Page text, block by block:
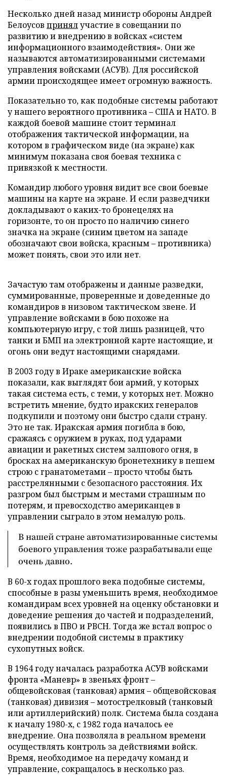
Несколько дней назад министр обороны Андрей
Белоусов принялучастие в совещании по
развитию и внедрению в войсках «систем
информационного взаимодействия». Они же
называются автоматизированными системами
управления войсками (АСУВ). Для российской
армии происходящее имеет огромную важность.
Показательно то, как подобные системы работают
у нашего вероятного противника – США и НАТО. В
каждой боевой машине стоит терминал
отображения тактической информации, на
котором в графическом виде (на экране) как
минимум показана своя боевая техника с
привязкой к местности.
Командир любого уровня видит все свои боевые
машины на карте на экране. И если разведчики
докладывают о каких-то бронецелях на
горизонте, то он просто по наличию синего
значка на экране (синим цветом на западе
обозначают свои войска, красным – противника)
может понять, свои это или нет.
Зачастую там отображены и данные разведки,
суммированные, проверенные и доведенные до
командиров в низовом тактическом звене. И
управление войсками в бою похоже на
компьютерную игру, с той лишь разницей, что
танки и БМП на электронной карте настоящие, и
огонь они ведут настоящими снарядами.
В 2003 году в Ираке американские войска
показали, как выглядят бои армий, у которых
такая система есть, с теми, у которых нет. Можно
встретить мнение, будто иракских генералов
подкупили и поэтому они быстро сдали страну.
Это не так. Иракская армия погибла в бою,
сражаясь с оружием в руках, под ударами
авиации и ракетных систем залпового огня, в
бросках на американскую бронетехнику в пешем
строю с гранатометами – просто чтобы быть
расстрелянными с безопасного расстояния. Их
разгром был быстрым и местами страшным по
потерям, и превосходство американцев в
управлении сыграло в этом немалую роль.
В нашей стране автоматизированные системы
боевого управления тоже разрабатывали еще
очень давно.
В 60-х годах прошлого века подобные системы,
способные в разы уменьшить время, необходимое
командирам всех уровней на оценку обстановки и
доведение решения до частей и подразделений,
появились в ПВО и РВСН. Тогда же встал вопрос о
внедрении подобной системы в практику
сухопутных войск.
В 1964 году началась разработка АСУВ войсками
фронта «Маневр» в звеньях фронт –
общевойсковая (танковая) армия – общевойсковая
(танковая) дивизия – мотострелковый (танковый
или артиллерийский) полк. Система была создана
к началу 1980-х, с 1982 года началось ее
внедрение. Она позволяла в реальном времени
осуществлять контроль за действиями войск.
Время, необходимое на передачу команд и
управление, сокращалось в несколько раз.